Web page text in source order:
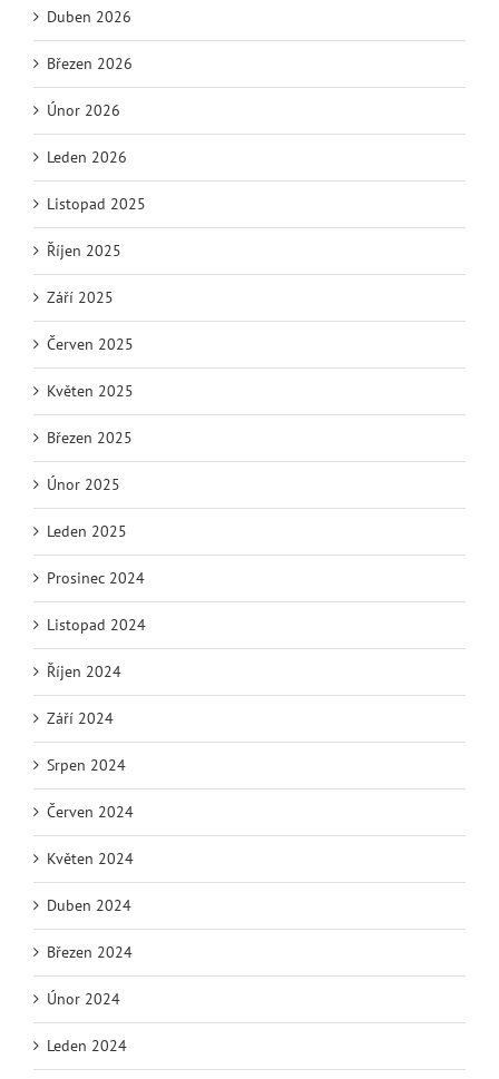
Duben 2026
Březen 2026
Únor 2026
Leden 2026
Listopad 2025
Říjen 2025
Září 2025
Červen 2025
Květen 2025
Březen 2025
Únor 2025
Leden 2025
Prosinec 2024
Listopad 2024
Říjen 2024
Září 2024
Srpen 2024
Červen 2024
Květen 2024
Duben 2024
Březen 2024
Únor 2024
Leden 2024